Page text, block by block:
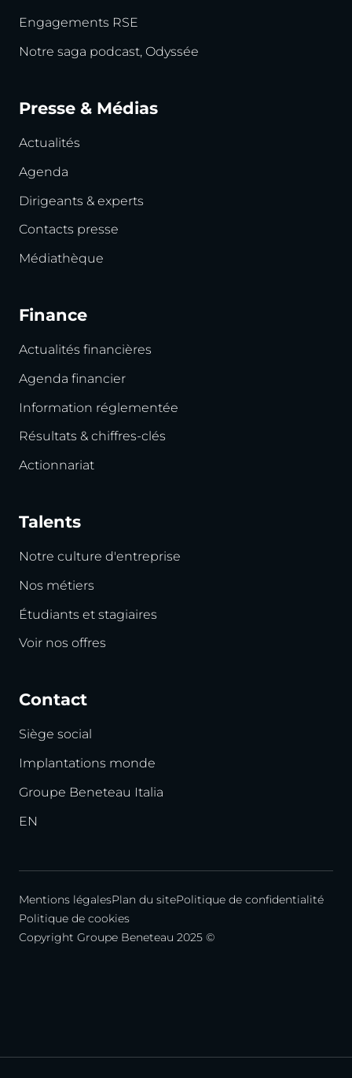
Engagements RSE
Notre saga podcast, Odyssée
Presse & Médias
Actualités
Agenda
Dirigeants & experts
Contacts presse
Médiathèque
Finance
Actualités financières
Agenda financier
Information réglementée
Résultats & chiffres-clés
Actionnariat
Talents
Notre culture d'entreprise
Nos métiers
Étudiants et stagiaires
Voir nos offres
Contact
Siège social
Implantations monde
Groupe Beneteau Italia
EN
Mentions légalesPlan du sitePolitique de confidentialité
Politique de cookies
Copyright Groupe Beneteau 2025 ©